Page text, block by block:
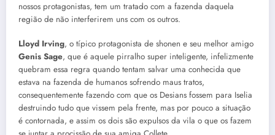
nossos protagonistas, tem um tratado com a fazenda daquela
região de não interferirem uns com os outros.
Lloyd Irving, o típico protagonista de shonen e seu melhor amigo
Genis Sage, que é aquele pirralho super inteligente, infelizmente
quebram essa regra quando tentam salvar uma conhecida que
estava na fazenda de humanos sofrendo maus tratos,
consequentemente fazendo com que os Desians fossem para Iselia
destruindo tudo que vissem pela frente, mas por pouco a situação
é contornada, e assim os dois são expulsos da vila o que os fazem